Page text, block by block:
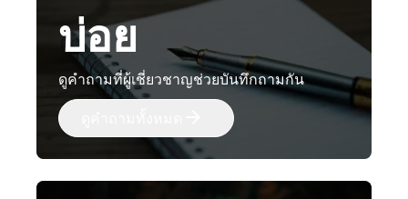
บ่อย
ดูคำถามที่ผู้เชี่ยวชาญช่วยบันทึกถามกัน